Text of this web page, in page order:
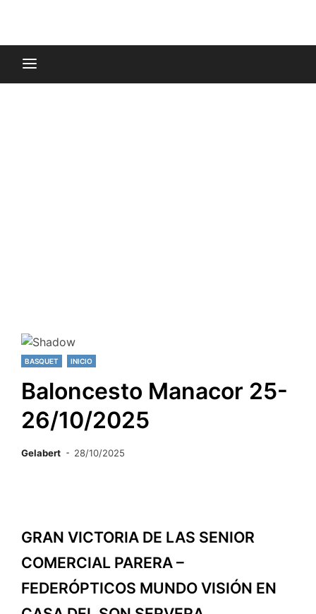
BASQUET INICIO
Baloncesto Manacor 25-
26/10/2025
Gelabert 28/10/2025
GRAN VICTORIA DE LAS SENIOR
COMERCIAL PARERA –
FEDERÓPTICOS MUNDO VISIÓN EN